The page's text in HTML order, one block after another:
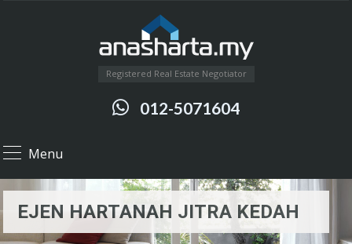
Registered Real Estate Negotiator
012-5071604
Menu
EJEN HARTANAH JITRA KEDAH